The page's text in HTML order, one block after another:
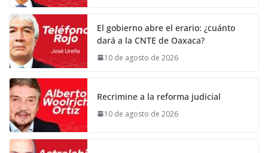
El gobierno abre el erario: ¿cuánto
dará a la CNTE de Oaxaca?
10 de agosto de 2026
Recrimine a la reforma judicial
10 de agosto de 2026